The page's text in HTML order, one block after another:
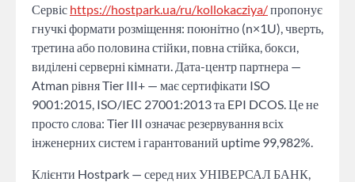
Сервіс https://hostpark.ua/ru/kollokacziya/пропонує
гнучкі формати розміщення: поюнітно (n×1U), чверть,
третина або половина стійки, повна стійка, бокси,
виділені серверні кімнати. Дата-центр партнера —
Atman рівня Tier III+ — має сертифікати ISO
9001:2015, ISO/IEC 27001:2013 та EPI DCOS. Це не
просто слова: Tier III означає резервування всіх
інженерних систем і гарантований uptime 99,982%.
Клієнти Hostpark — серед них УНІВЕРСАЛ БАНК,